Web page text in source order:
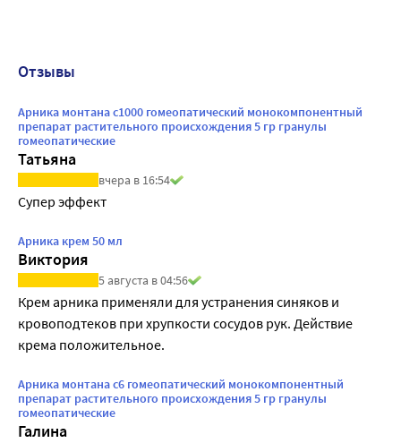
Отзывы
Арника монтана с1000 гомеопатический монокомпонентный
препарат растительного происхождения 5 гр гранулы
гомеопатические
Татьяна
вчера в 16:54
Супер эффект
Арника крем 50 мл
Виктория
5 августа в 04:56
Крем арника применяли для устранения синяков и
кровоподтеков при хрупкости сосудов рук. Действие
крема положительное.
Арника монтана с6 гомеопатический монокомпонентный
препарат растительного происхождения 5 гр гранулы
гомеопатические
Галина